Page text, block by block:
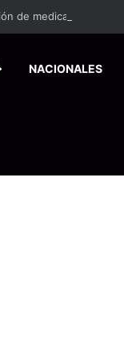
HOMENACIONALES